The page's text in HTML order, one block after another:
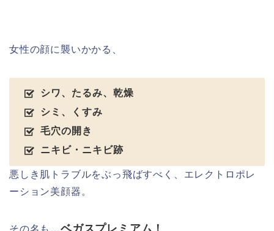
女性の顔に襲いかかる、
シワ、たるみ、乾燥
シミ、くすみ
毛穴の開き
ニキビ・ニキビ跡
悪しき肌トラブルをぶっ飛ばすべく、エレクトロポレ
ーション美顔器。
その名も…ベガスプレミアム！